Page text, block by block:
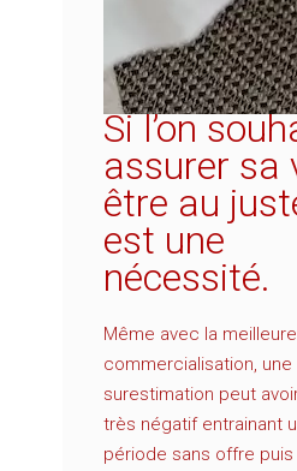
Si l’on
assurer sa
être au
est une
nécessité.
Même avec la
commercialisation, une
surestimation peut
très négatif entrainant
période sans offre